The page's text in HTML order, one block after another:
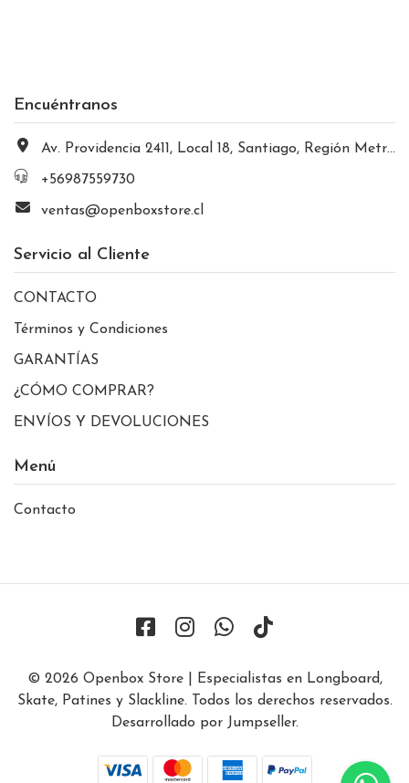
Encuéntranos
Av. Providencia 2411, Local 18, Santiago, Región Metropolitana, Chile
+56987559730
ventas@openboxstore.cl
Servicio al Cliente
CONTACTO
Términos y Condiciones
GARANTÍAS
¿CÓMO COMPRAR?
ENVÍOS Y DEVOLUCIONES
Menú
Contacto
© 2026 Openbox Store | Especialistas en Longboard,
Skate, Patines y Slackline. Todos los derechos reservados.
Desarrollado por Jumpseller.